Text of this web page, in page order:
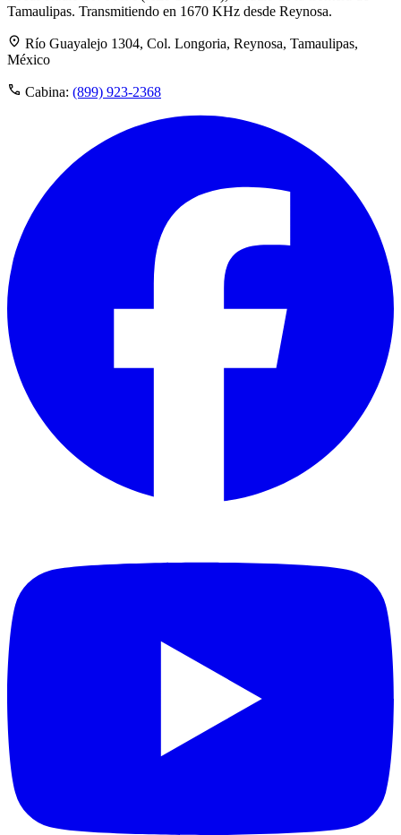
Tamaulipas. Transmitiendo en 1670 KHz desde Reynosa.
Río Guayalejo 1304, Col. Longoria, Reynosa, Tamaulipas,
México
Cabina: (899) 923-2368